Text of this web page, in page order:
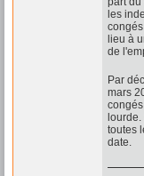
les
lieu à
de
Par
mars
toutes
date.